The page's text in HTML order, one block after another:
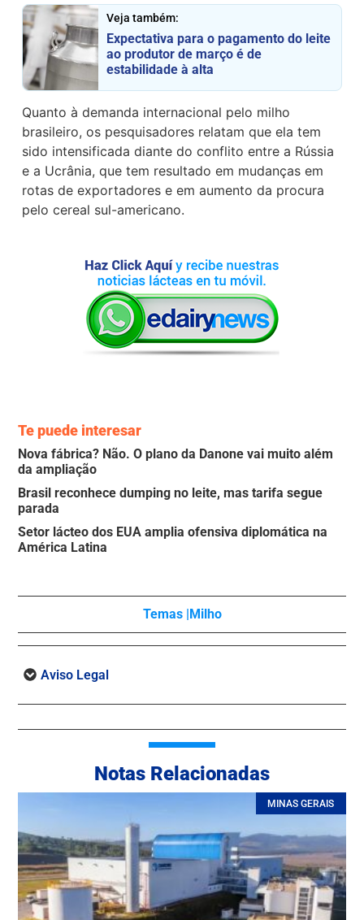
Veja também:
Expectativa para o pagamento do leite
ao produtor de março é de
estabilidade à alta
Quanto à demanda internacional pelo milho
brasileiro, os pesquisadores relatam que ela tem
sido intensificada diante do conflito entre a Rússia
e a Ucrânia, que tem resultado em mudanças em
rotas de exportadores e em aumento da procura
pelo cereal sul-americano.
Te puede interesar
Nova fábrica? Não. O plano da Danone vai muito além
da ampliação
Brasil reconhece dumping no leite, mas tarifa segue
parada
Setor lácteo dos EUA amplia ofensiva diplomática na
América Latina
Temas | Milho
Aviso Legal
Notas Relacionadas
MINAS GERAIS